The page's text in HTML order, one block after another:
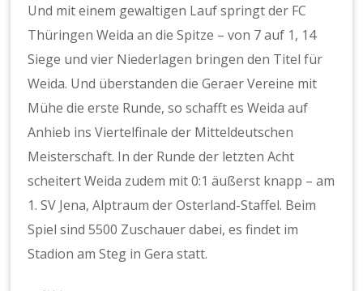
Und mit einem gewaltigen Lauf springt der FC
Thüringen Weida an die Spitze – von 7 auf 1, 14
Siege und vier Niederlagen bringen den Titel für
Weida. Und überstanden die Geraer Vereine mit
Mühe die erste Runde, so schafft es Weida auf
Anhieb ins Viertelfinale der Mitteldeutschen
Meisterschaft. In der Runde der letzten Acht
scheitert Weida zudem mit 0:1 äußerst knapp – am
1. SV Jena, Alptraum der Osterland-Staffel. Beim
Spiel sind 5500 Zuschauer dabei, es findet im
Stadion am Steg in Gera statt.